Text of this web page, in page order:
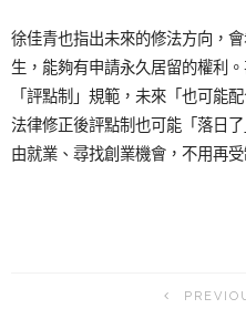
徐佳青也指出未來的修法方向，
生，能夠有申請永久居留的權利
「評點制」規範，未來「也可能
法律修正後評點制也可能「落日
由就業、尋找創業機會，不用再受